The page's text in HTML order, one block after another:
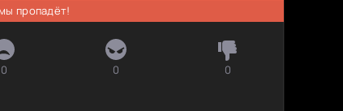
пропадёт!
0 0 0